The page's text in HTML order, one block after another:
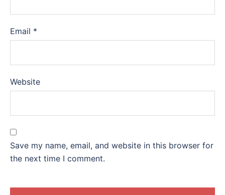
Email *
Website
Save my name, email, and website in this browser for
the next time I comment.